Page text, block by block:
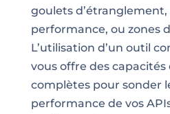
goulets
performance, ou zones
L’utilisation d’un outil
vous offre des
complètes pour sonder
performance de vos